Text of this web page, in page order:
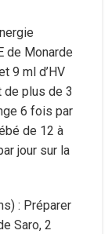
de Monarde
9 ml d’HV
de plus de 3
6 fois par
de 12 à
jour sur la
: Préparer
Saro, 2